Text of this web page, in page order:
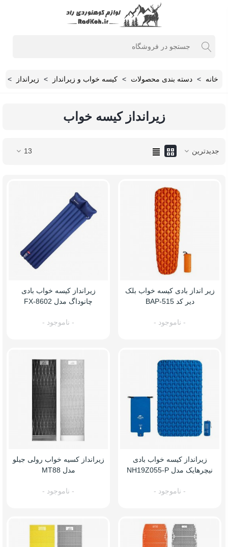
خانه > دسته بندی محصولات > کیسه خواب و زیرانداز > زیرانداز >
زیرانداز کیسه خواب
جدیدترین 13
زیر انداز بادی کیسه خواب بلک
دیر کد BAP-515
- ناموجود -
زیرانداز کیسه خواب بادی
چانوداگ مدل FX-8602
- ناموجود -
زیرانداز کیسه خواب بادی
نیچرهایک مدل NH19Z055-P
- ناموجود -
زیرانداز کسیه خواب رولی جیلو
مدل MT88
- ناموجود -